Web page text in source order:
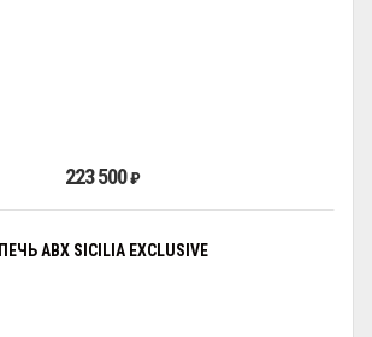
223 500₽
ПЕЧЬ ABX SICILIA EXCLUSIVE